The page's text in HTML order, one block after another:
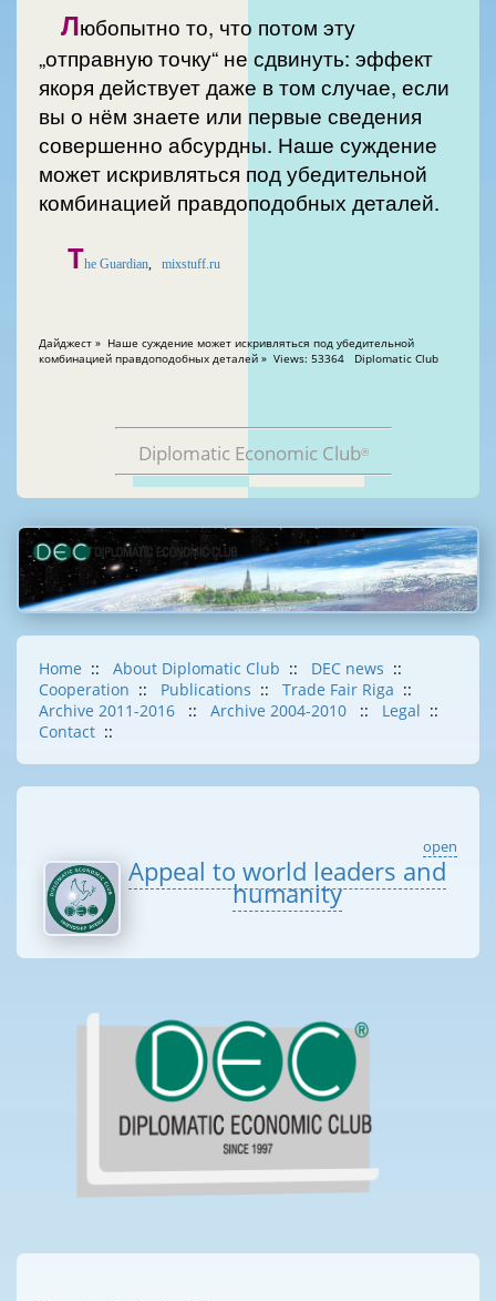
Любопытно то, что потом эту
„отправную точку“ не сдвинуть: эффект
якоря действует даже в том случае, если
вы о нём знаете или первые сведения
совершенно абсурдны. Наше суждение
может искривляться под убедительной
комбинацией правдоподобных деталей.
The Guardian mixstuff.ru
Дайджест » Наше суждение может искривляться под убедительной
комбинацией правдоподобных деталей » Views: 53364 Diplomatic Club
Diplomatic Economic Club®
Home :: About Diplomatic Club :: DEC news ::
Cooperation :: Publications :: Trade Fair Riga ::
Archive 2011-2016
:: Archive 2004-2010 :: Legal ::
Contact ::
open
Appeal to world leaders and
humanity